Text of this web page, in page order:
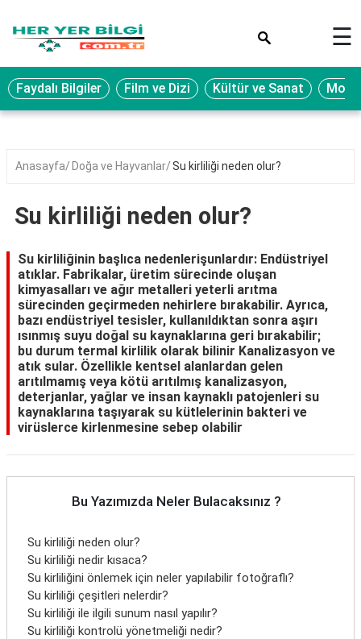
Eğitim
Ekonomi
Seyahat
Oyun
Yaşam
Hukuk
Blog
☰
Faydalı Bilgiler Film ve Dizi Kültür ve Sanat
Anasayfa Doğa ve Hayvanlar Su kirliliği neden olur?
Su kirliliği neden olur?
Su kirliliğinin başlıca nedenlerişunlardır: Endüstriyel
atıklar. Fabrikalar, üretim sürecinde oluşan
kimyasalları ve ağır metalleri yeterli arıtma
sürecinden geçirmeden nehirlere bırakabilir. Ayrıca,
bazı endüstriyel tesisler, kullanıldıktan sonra aşırı
ısınmış suyu doğal su kaynaklarına geri bırakabilir;
bu durum termal kirlilik olarak bilinir Kanalizasyon ve
atık sular. Özellikle kentsel alanlardan gelen
arıtılmamış veya kötü arıtılmış kanalizasyon,
deterjanlar, yağlar ve insan kaynaklı patojenleri su
kaynaklarına taşıyarak su kütlelerinin bakteri ve
virüslerce kirlenmesine sebep olabilir
Bu Yazımızda Neler Bulacaksınız ?
Su kirliliği neden olur?
Su kirliliği nedir kısaca?
Su kirliliğini önlemek için neler yapılabilir fotoğraflı?
Su kirliliği çeşitleri nelerdir?
Su kirliliği ile ilgili sunum nasıl yapılır?
Su kirliliği kontrolü yönetmeliği nedir?